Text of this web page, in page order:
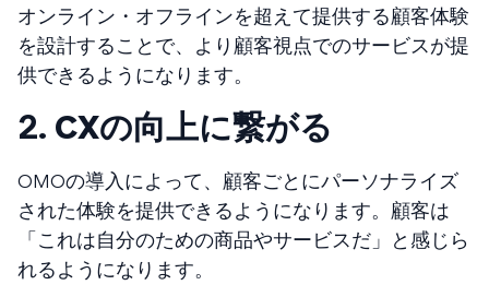
オンライン・オフラインを超えて提供する顧客体験
を設計することで、より顧客視点でのサービスが提
供できるようになります。
2. CXの向上に繋がる
OMOの導入によって、顧客ごとにパーソナライズ
された体験を提供できるようになります。顧客は
「これは自分のための商品やサービスだ」と感じら
れるようになります。